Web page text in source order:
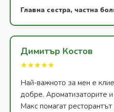
Главна сестра, частна
Димитър Костов
★★★★★
Най-важното за мен е
добре. Ароматизаторите
Макс помагат